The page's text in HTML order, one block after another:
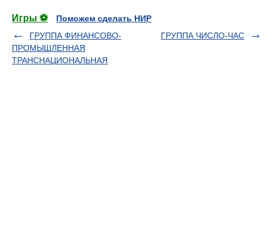
Игры ⚽
Поможем сделать НИР
ГРУППА ФИНАНСОВО-
ПРОМЫШЛЕННАЯ
ТРАНСНАЦИОНАЛЬНАЯ
ГРУППА ЧИСЛО-ЧАС